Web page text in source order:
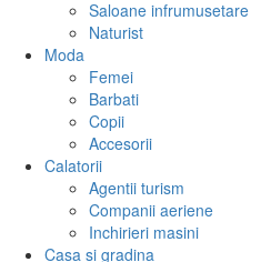
Saloane infrumusetare
Naturist
Moda
Femei
Barbati
Copii
Accesorii
Calatorii
Agentii turism
Companii aeriene
Inchirieri masini
Casa si gradina